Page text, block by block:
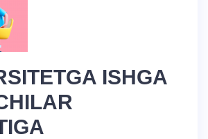
ISHGA